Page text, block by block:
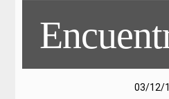
cambia
03/12/